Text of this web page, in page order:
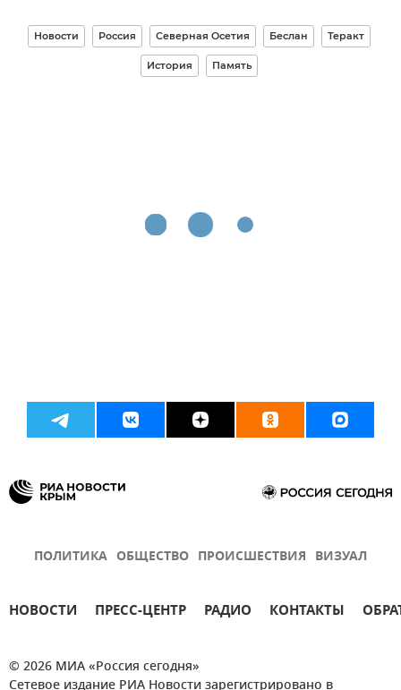
Новости Россия Северная Осетия Беслан Теракт
История Память
ПОЛИТИКА ОБЩЕСТВО ПРОИСШЕСТВИЯ ВИЗУАЛ
НОВОСТИ ПРЕСС-ЦЕНТР РАДИО КОНТАКТЫ
© 2026 МИА «Россия сегодня»
Сетевое издание РИА Новости зарегистрировано в